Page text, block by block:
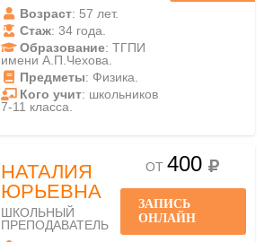
Возраст: 57 лет.
Стаж: 34 года.
Образование: ТГПИ
имени А.П.Чехова.
Предметы: Физика.
Кого учит: школьников
7-11 класса.
НАТАЛИЯ
ЮРЬЕВНА
ШКОЛЬНЫЙ
ПРЕПОДАВАТЕЛЬ
ОТ 400
ЗАПИСЬ
ОНЛАЙН